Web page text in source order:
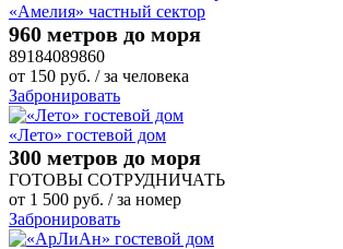
«Амелия» частный сектор
960 метров до моря
89184089860
от 150 руб. / за человека
Забронировать
«Лето» гостевой дом
300 метров до моря
ГОТОВЫ СОТРУДНИЧАТЬ
от 1 500 руб. / за номер
Забронировать